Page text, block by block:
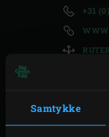
Samtykke
+31